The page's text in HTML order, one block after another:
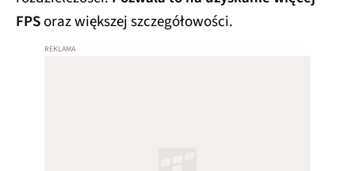
FPSoraz większej szczegółowości.